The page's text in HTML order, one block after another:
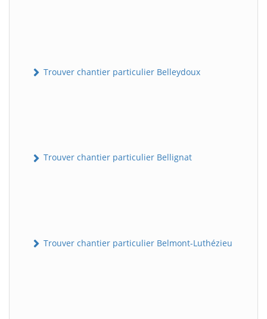
Trouver chantier particulier Belleydoux
Trouver chantier particulier Bellignat
Trouver chantier particulier Belmont-Luthézieu